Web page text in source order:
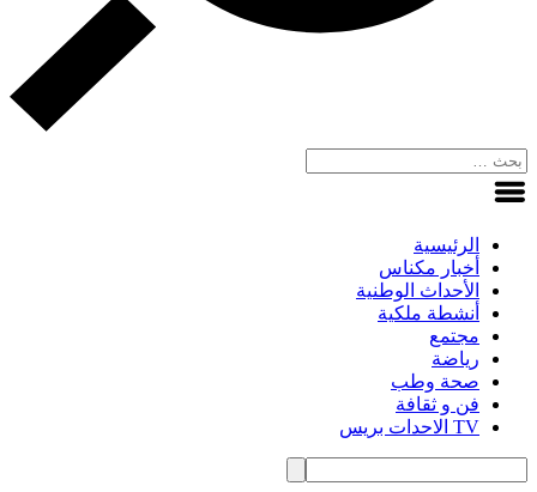
الرئيسية
أخبار مكناس
الأحداث الوطنية
أنشطة ملكية
مجتمع
رياضة
صحة وطب
فن و ثقافة
TV الاحدات بريس